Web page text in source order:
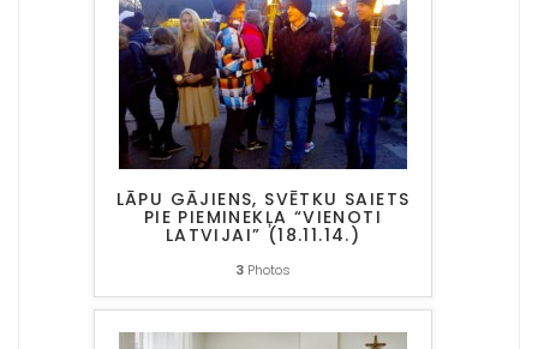
LĀPU GĀJIENS, SVĒTKU SAIETS
PIE PIEMINEKĻA “VIENOTI
LATVIJAI” (18.11.14.)
3 Photos